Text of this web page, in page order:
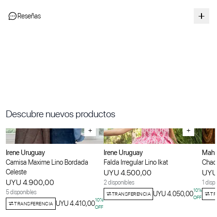
Reseñas
Descubre nuevos productos
+
Irene Uruguay
Camisa Maxime Lino Bordada
Celeste
UYU 4.900,00
5 disponibles
TRANSFERENCIA UYU 4.410,0010%
OFF
+
Irene Uruguay
Falda Irregular Lino Ikat
UYU 4.500,00
2 disponibles
TRANSFERENCIA UYU 4.050,0010%
OFF
1